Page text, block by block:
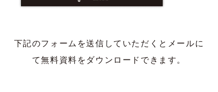
下記のフォームを送信していただくとメールに
て無料資料をダウンロードできます。